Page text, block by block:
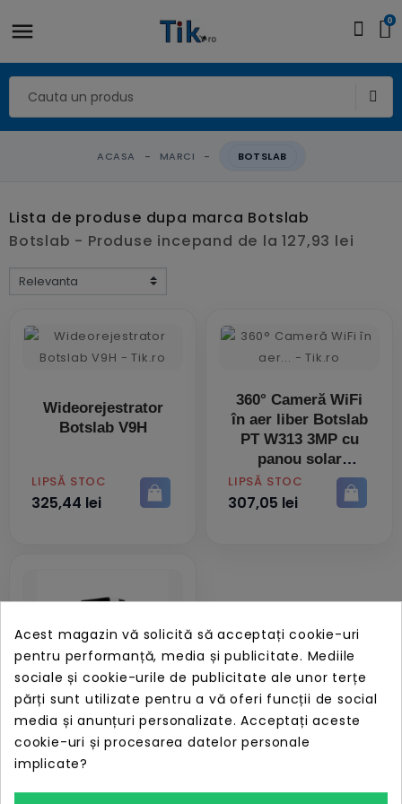
0
ACASA MARCI BOTSLAB
Lista de produse dupa marca Botslab
Botslab - Produse incepand de la 127,93 lei
Wideorejestrator
Botslab V9H
PRET
LIPSĂ STOC
325,44 lei
360° Cameră WiFi
în aer liber Botslab
PT W313 3MP cu
panou solar
PRET
LIPSĂ STOC
307,05 lei
Acest magazin vă solicită să acceptați cookie-uri
pentru performanță, media și publicitate. Mediile
sociale și cookie-urile de publicitate ale unor terțe
părți sunt utilizate pentru a vă oferi funcții de social
media și anunțuri personalizate. Acceptați aceste
cookie-uri și procesarea datelor personale
implicate?